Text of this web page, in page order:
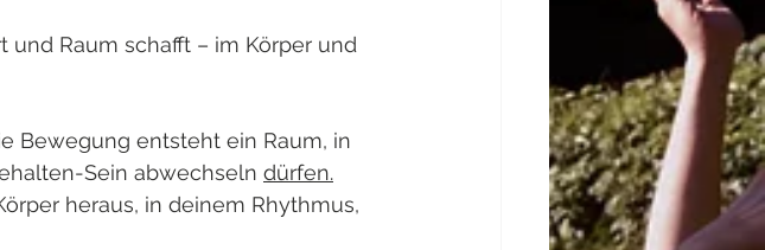
und Raum schafft – im Körper und
Bewegung entsteht ein Raum, in
Sein abwechseln dürfen.
heraus, in deinem Rhythmus,